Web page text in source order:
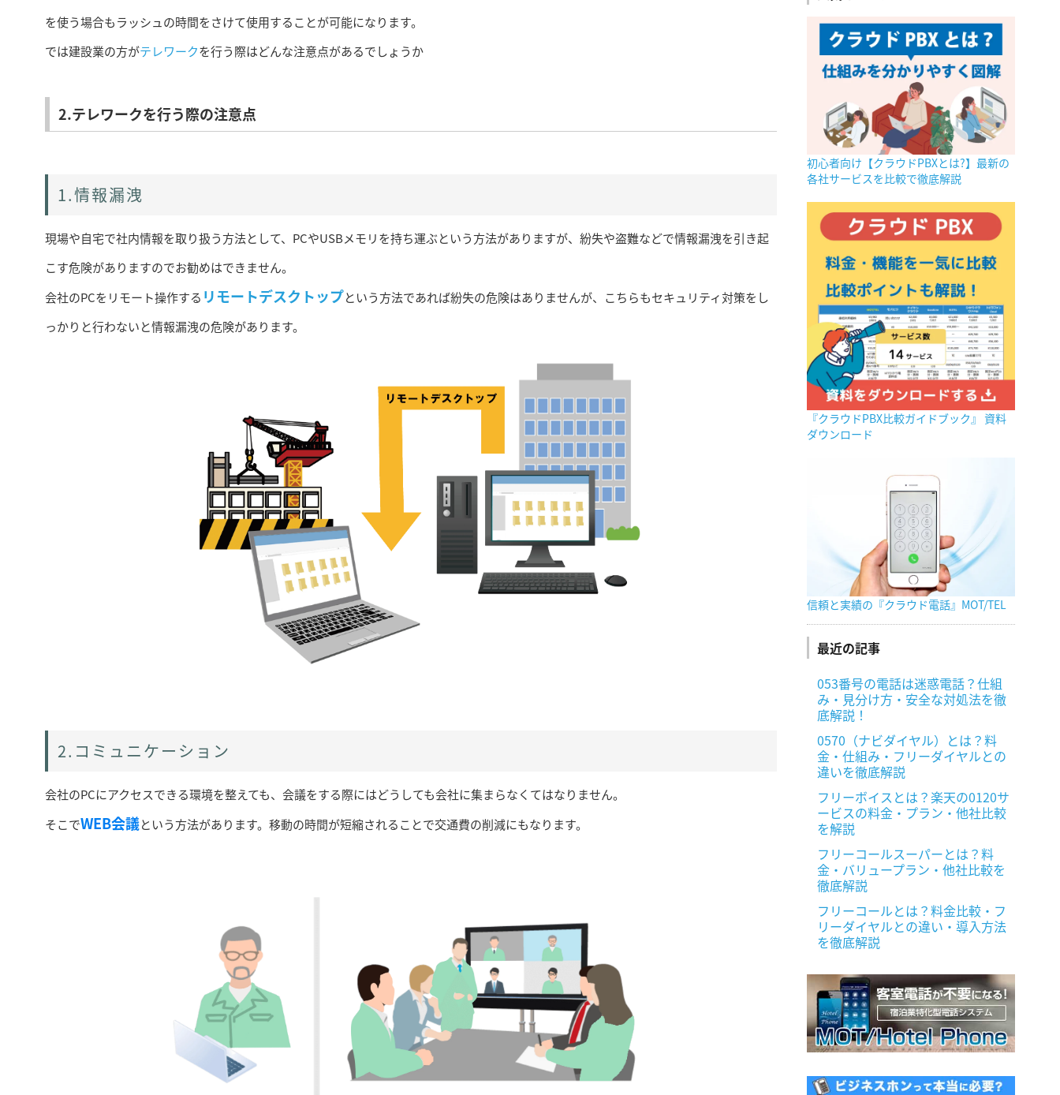
を使う場合もラッシュの時間をさけて使用することが可能になります。
では建設業の方がテレワークを行う際はどんな注意点があるでしょうか
2.テレワークを行う際の注意点
1.情報漏洩
現場や自宅で社内情報を取り扱う方法として、PCやUSBメモリを持ち運ぶという方法がありますが、紛失や盗難などで情報漏洩を引き起
こす危険がありますのでお勧めはできません。
会社のPCをリモート操作する リモートデスクトップという方法であれば紛失の危険はありませんが、こちらもセキュリティ対策をし
っかりと行わないと情報漏洩の危険があります。
2.コミュニケーション
会社のPCにアクセスできる環境を整えても、会議をする際にはどうしても会社に集まらなくてはなりません。
そこでWEB会議という方法があります。移動の時間が短縮されることで交通費の削減にもなります。
初心者向け【クラウドPBXとは?】最新の
各社サービスを比較で徹底解説
『クラウドPBX比較ガイドブック』 資料
ダウンロード
信頼と実績の『クラウド電話』MOT/TEL
最近の記事
053番号の電話は迷惑電話？仕組
み・見分け方・安全な対処法を徹
底解説！
0570（ナビダイヤル）とは？料
金・仕組み・フリーダイヤルとの
違いを徹底解説
フリーボイスとは？楽天の0120サ
ービスの料金・プラン・他社比較
を解説
フリーコールスーパーとは？料
金・バリュープラン・他社比較を
徹底解説
フリーコールとは？料金比較・フ
リーダイヤルとの違い・導入方法
を徹底解説